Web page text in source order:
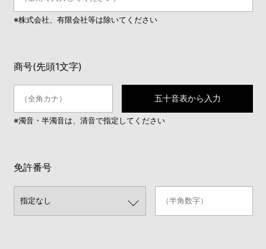
※株式会社、有限会社等は除いてください
商号(先頭1文字)
五十音表から入力
※濁音・半濁音は、清音で指定してください
免許番号